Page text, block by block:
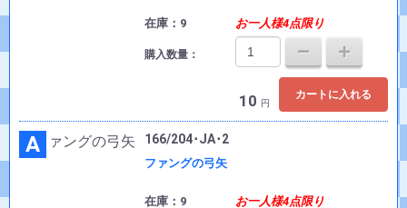
在庫：9 お一人様4点限り
購入数量：
10 円
カートに入れる
A 166/204･JA･2
ファングの弓矢
在庫：9 お一人様4点限り